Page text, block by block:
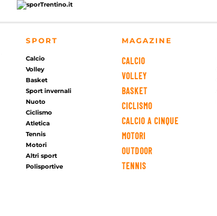
SPORT
Calcio
Volley
Basket
Sport invernali
Nuoto
Ciclismo
Atletica
Tennis
Motori
Altri sport
Polisportive
MAGAZINE
CALCIO
VOLLEY
BASKET
CICLISMO
CALCIO A CINQUE
MOTORI
OUTDOOR
TENNIS